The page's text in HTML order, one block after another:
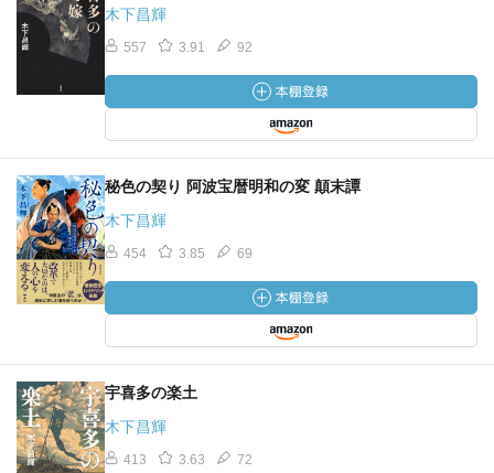
木下昌輝
557 3.91 92
秘色の契り 阿波宝暦明和の変 顛末譚
木下昌輝
454 3.85 69
宇喜多の楽土
木下昌輝
413 3.63 72